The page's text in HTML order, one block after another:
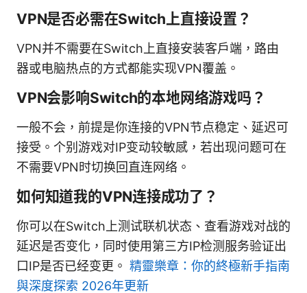
VPN是否必需在Switch上直接设置？
VPN并不需要在Switch上直接安装客户端，路由
器或电脑热点的方式都能实现VPN覆盖。
VPN会影响Switch的本地网络游戏吗？
一般不会，前提是你连接的VPN节点稳定、延迟可
接受。个别游戏对IP变动较敏感，若出现问题可在
不需要VPN时切换回直连网络。
如何知道我的VPN连接成功了？
你可以在Switch上测试联机状态、查看游戏对战的
延迟是否变化，同时使用第三方IP检测服务验证出
口IP是否已经变更。 精靈樂章：你的終極新手指南
與深度探索 2026年更新